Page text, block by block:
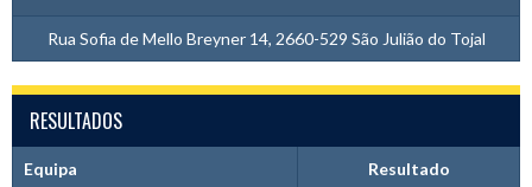
Rua Sofia de Mello Breyner 14, 2660-529 São Julião do Tojal
RESULTADOS
Equipa Resultado